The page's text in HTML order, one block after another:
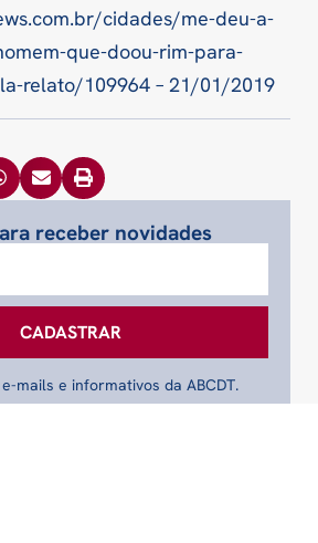
cidades/me-deu-a-
que-doou-rim-para-
relato/109964 – 21/01/2019
receber novidades
mails e informativos da ABCDT.
CADASTRAR